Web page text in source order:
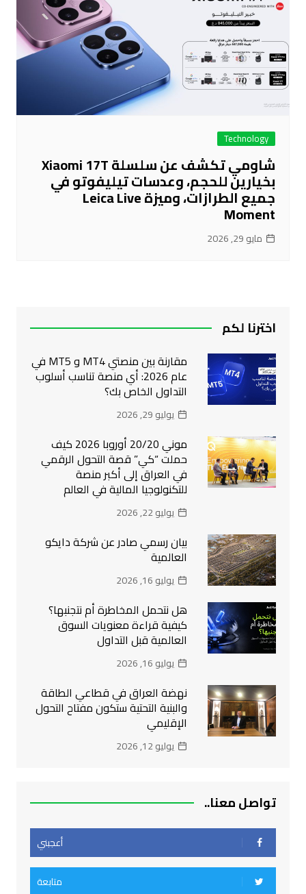
Technology
شاومي تكشف عن سلسلة Xiaomi 17T
بخيارين للحجم، وعدسات تيليفوتو في
جميع الطرازات، وميزة Leica Live
Moment
مايو 29, 2026
اخترنا لكم
مقارنة بين منصتي MT4 و MT5 في
عام 2026: أي منصة تناسب أسلوب
التداول الخاص بك؟
يوليو 29, 2026
موني 20/20 أوروبا 2026 كيف
حملت “كي” قصة التحول الرقمي
في العراق إلى أكبر منصة
للتكنولوجيا المالية في العالم
يوليو 22, 2026
بيان رسمي صادر عن شركة دايكو
العالمية
يوليو 16, 2026
هل نتحمل المخاطرة أم نتجنبها؟
كيفية قراءة معنويات السوق
العالمية قبل التداول
يوليو 16, 2026
نهضة العراق في قطاعي الطاقة
والبنية التحتية ستكون مفتاح التحول
الإقليمي
يوليو 12, 2026
تواصل معنا..
أعجبني
متابعة